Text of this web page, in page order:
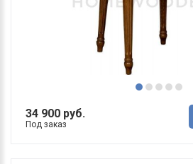
34 900 руб.
Под заказ